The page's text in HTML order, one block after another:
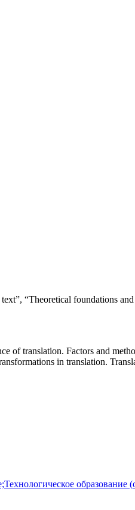
“Theoretical foundations
of translation. Factors and
in translation.